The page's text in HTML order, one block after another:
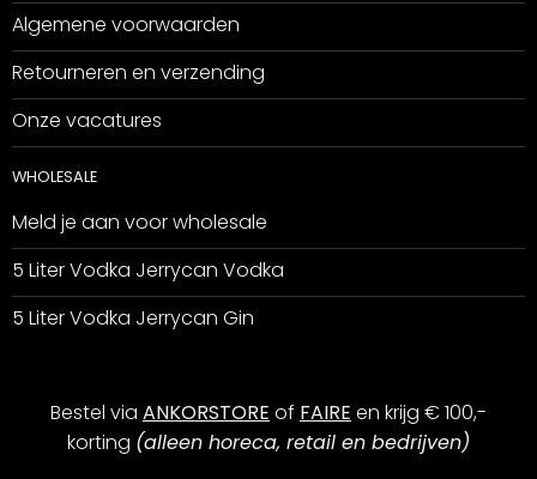
Algemene voorwaarden
Retourneren en verzending
Onze vacatures
WHOLESALE
Meld je aan voor wholesale
5 Liter Vodka Jerrycan Vodka
5 Liter Vodka Jerrycan Gin
Bestel via ANKORSTORE of FAIRE en krijg € 100,-
korting (alleen horeca, retail en bedrijven)